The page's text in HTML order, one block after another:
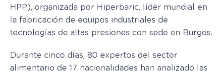
HPP), organizada por Hiperbaric, líder mundial en
la fabricación de equipos industriales de
tecnologías de altas presiones con sede en Burgos.
Durante cinco días, 80 expertos del sector
alimentario de 17 nacionalidades han analizado las